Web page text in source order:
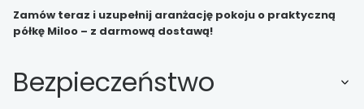
Zamów teraz i uzupełnij aranżację pokoju o praktyczną
półkę Miloo – z darmową dostawą!
Bezpieczeństwo